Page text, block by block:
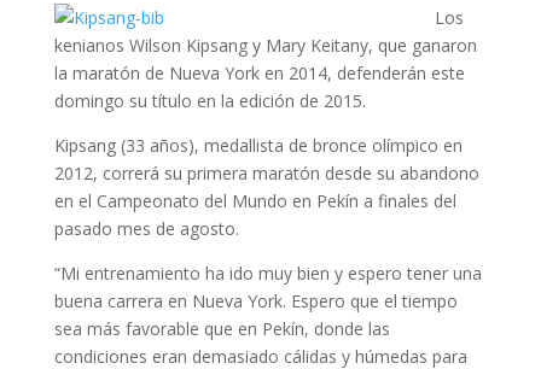
Los
kenianos Wilson Kipsang y Mary Keitany, que ganaron
la maratón de Nueva York en 2014, defenderán este
domingo su título en la edición de 2015.
Kipsang (33 años), medallista de bronce olímpico en
2012, correrá su primera maratón desde su abandono
en el Campeonato del Mundo en Pekín a finales del
pasado mes de agosto.
“Mi entrenamiento ha ido muy bien y espero tener una
buena carrera en Nueva York. Espero que el tiempo
sea más favorable que en Pekín, donde las
condiciones eran demasiado cálidas y húmedas para